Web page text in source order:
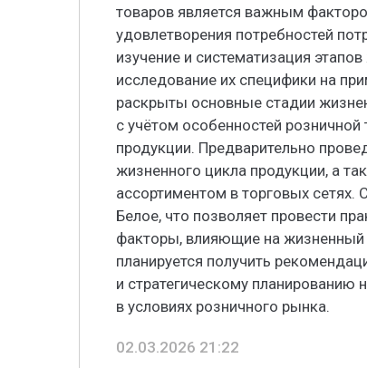
товаров является важным
удовлетворения потребностей
изучение и систематизация
исследование их специфики на
раскрыты основные стадии
с учётом особенностей
продукции. Предварительно
жизненного цикла продукции, а
ассортиментом в торговых
Белое, что позволяет провести
факторы, влияющие на жизненный
планируется получить
и стратегическому планированию
в условиях розничного рынка.
02.03.2026 21:22